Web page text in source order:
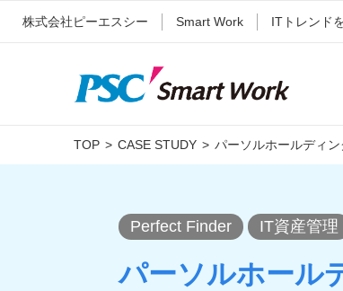
株式会社ピーエスシー Smart Work ITトレンド
TOP CASE STUDY パーソルホールディ
Perfect Finder IT資産管理
パーソルホール